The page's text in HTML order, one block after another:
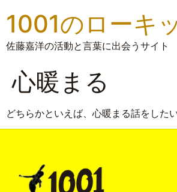
1001のローキ
佐藤嘉洋の活動と言葉に出会うサイト
心暖まる
どちらかといえば、心暖まる話をしたい